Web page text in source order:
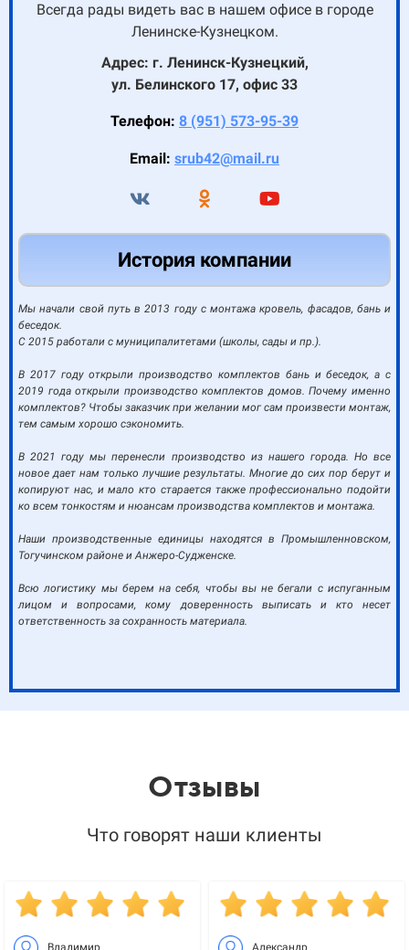
Всегда рады видеть вас в нашем офисе в городе
Ленинске-Кузнецком.
Адрес: г. Ленинск-Кузнецкий,
ул. Белинского 17, офис 33
Телефон: 8 (951) 573-95-39
Email: srub42@mail.ru
История компании
Мы начали свой путь в 2013 году с монтажа кровель, фасадов, бань и
беседок.
С 2015 работали с муниципалитетами (школы, сады и пр.).
В 2017 году открыли производство комплектов бань и беседок, а с
2019 года открыли производство комплектов домов. Почему именно
комплектов? Чтобы заказчик при желании мог сам произвести монтаж,
тем самым хорошо сэкономить.
В 2021 году мы перенесли производство из нашего города. Но все
новое дает нам только лучшие результаты. Многие до сих пор берут и
копируют нас, и мало кто старается также профессионально подойти
ко всем тонкостям и нюансам производства комплектов и монтажа.
Наши производственные единицы находятся в Промышленновском,
Тогучинском районе и Анжеро-Судженске.
Всю логистику мы берем на себя, чтобы вы не бегали с испуганным
лицом и вопросами, кому доверенность выписать и кто несет
ответственность за сохранность материала.
Отзывы
Что говорят наши клиенты
Владимир Александр